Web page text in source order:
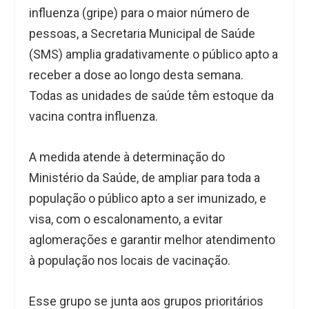
influenza (gripe) para o maior número de
pessoas, a Secretaria Municipal de Saúde
(SMS) amplia gradativamente o público apto a
receber a dose ao longo desta semana.
Todas as unidades de saúde têm estoque da
vacina contra influenza.
A medida atende à determinação do
Ministério da Saúde, de ampliar para toda a
população o público apto a ser imunizado, e
visa, com o escalonamento, a evitar
aglomerações e garantir melhor atendimento
à população nos locais de vacinação.
Esse grupo se junta aos grupos prioritários